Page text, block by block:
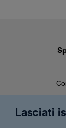
Lasciati